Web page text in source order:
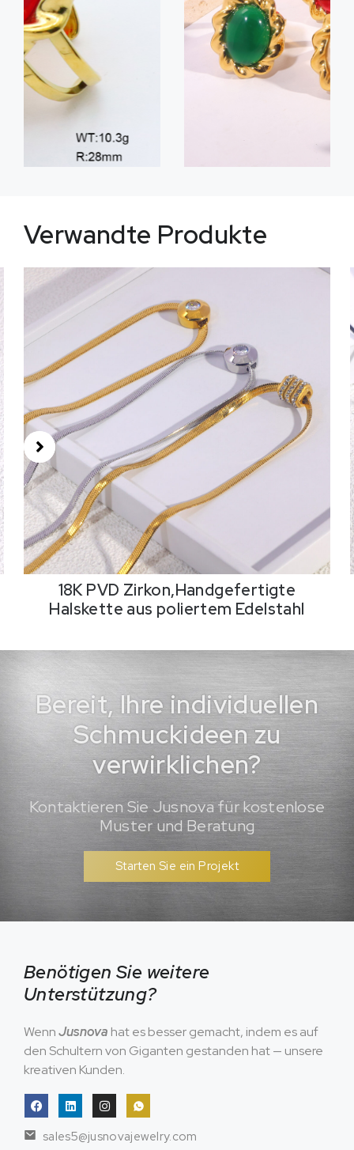
Verwandte Produkte
18K PVD Zirkon,Handgefertigte
Halskette aus poliertem Edelstahl
Bereit, Ihre individuellen
Schmuckideen zu
verwirklichen?
Kontaktieren Sie Jusnova für kostenlose
Muster und Beratung
Starten Sie ein Projekt
Benötigen Sie weitere
Unterstützung?
WennJusnova hat es besser gemacht, indem es auf
den Schultern von Giganten gestanden hat — unsere
kreativen Kunden.
sales5@jusnovajewelry.com